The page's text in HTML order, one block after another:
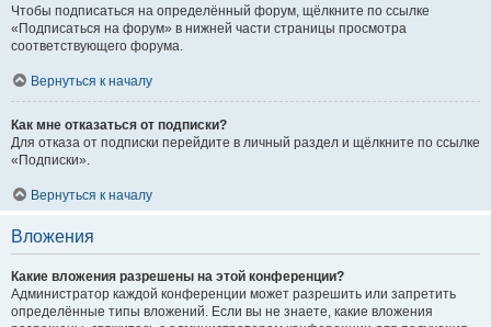
Чтобы подписаться на определённый форум, щёлкните по ссылке
«Подписаться на форум» в нижней части страницы просмотра
соответствующего форума.
Вернуться к началу
Как мне отказаться от подписки?
Для отказа от подписки перейдите в личный раздел и щёлкните по ссылке
«Подписки».
Вернуться к началу
Вложения
Какие вложения разрешены на этой конференции?
Администратор каждой конференции может разрешить или запретить
определённые типы вложений. Если вы не знаете, какие вложения